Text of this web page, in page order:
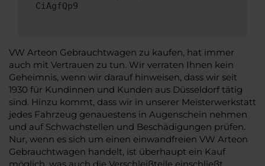
CiAgfQp9
VW Arteon Gebrauchtwagen zu kaufen, hat immer
auch mit Vertrauen zu tun. Wir verraten Ihnen kein
Geheimnis, wenn wir darauf hinweisen, dass wir seit
1930 für Kundinnen und Kunden aus Düsseldorf tätig
sind. Hinzu kommt, dass wir in unserer Meisterwerkstatt
jedes Fahrzeug genauestens in Augenschein nehmen
und auf Schwachstellen und Beschädigungen prüfen.
Nur, wenn es sich um einen einwandfreien VW Arteon
Gebrauchtwagen handelt, ist überhaupt ein Kauf
möglich, was auch die Verschleißteile einschließt.